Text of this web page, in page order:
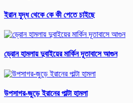
ইরান যুদ্ধ থেকে কে কী পেতে চাইছে
ড্রোন হামলায় দুবাইয়ের মার্কিন দূতাবাসে আগুন
উপসাগর-জুড়ে ইরানের পাল্টা হামলা